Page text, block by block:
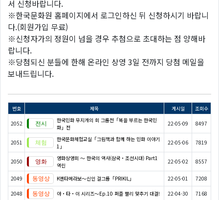
서 신청바랍니다.
※한국문화원 홈페이지에서 로그인하신 뒤 신청하시기 바랍니
다.(회원가입 무료)
※신청자가의 정원이 넘을 경우 추첨으로 초대하는 점 양해바
랍니다.
※당첨되신 분들에 한해 온라인 상영 3일 전까지 당첨 메일을
보내드립니다.
번호 제목 게시일 조회수
2052
한국민화 무지개의 회 그룹전「복을 부르는 한국민
화」전
22-05-09 8497
2051
한국문화체험교실「그림책과 함께 하는 민화 이야기
1」
22-05-06 7819
2050
영화상영회 ～ 한국의 역사(삼국・조선시대) Part1
역린
22-05-02 8557
2049 K엔타메라보～신인 걸그룹「PRIKIL」 22-05-01 7208
2048 야・타・이 시리즈〜Ep.10 퍼즐 빨리 맞추기 대결! 22-04-30 7168